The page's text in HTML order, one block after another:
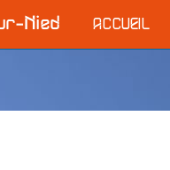
ACCUEIL